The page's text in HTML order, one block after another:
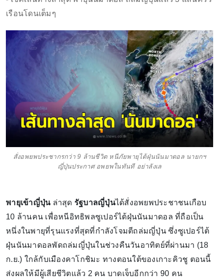
เรือนโดนเต็มๆ
สั่งอพยพประชากรกว่า 9 ล้านชีวิต หนีภัยพายุไต้ฝุ่นนันมาดอล นายกฯ
ญี่ปุ่นประกาศ อพยพในทันที อย่าลังเล
พายุเข้าญี่ปุ่นล่าสุด รัฐบาลญี่ปุ่นได้สั่งอพยพประชาชนเกือบ
10 ล้านคน เพื่อหนีอิทธิพลซูเปอร์ไต้ฝุ่นนันมาดอล ที่ถือเป็น
หนึ่งในพายุที่รุนแรงที่สุดที่กำลังโจมตีถล่มญี่ปุ่น ซึ่งซูเปอร์ไต้
ฝุ่นนันมาดอลพัดถล่มญี่ปุ่นในช่วงคืนวันอาทิตย์ที่ผ่านมา (18
ก.ย.) ใกล้กับเมืองคาโกชิมะ ทางตอนใต้ของเกาะคิวชู ตอนนี้
ส่งผลให้มีผู้เสียชีวิตแล้ว 2 คน บาดเจ็บอีกกว่า 90 คน